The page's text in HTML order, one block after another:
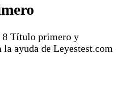
8 Título primero y
ayuda de Leyestest.com